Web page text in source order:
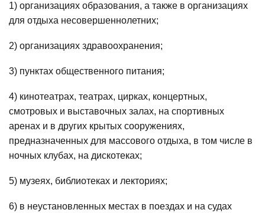
1) организациях образования, а также в организациях
для отдыха несовершеннолетних;
2) организациях здравоохранения;
3) пунктах общественного питания;
4) кинотеатрах, театрах, цирках, концертных,
смотровых и выставочных залах, на спортивных
аренах и в других крытых сооружениях,
предназначенных для массового отдыха, в том числе в
ночных клубах, на дискотеках;
5) музеях, библиотеках и лекториях;
6) в неустановленных местах в поездах и на судах